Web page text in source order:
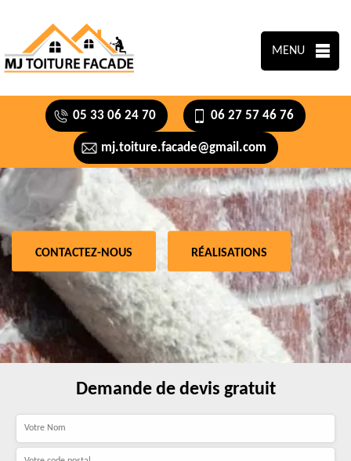
MENU
05 33 06 24 70 06 27 57 46 76
mj.toiture.facade@gmail.com
CONTACTEZ-NOUS RÉALISATIONS
Demande de devis gratuit